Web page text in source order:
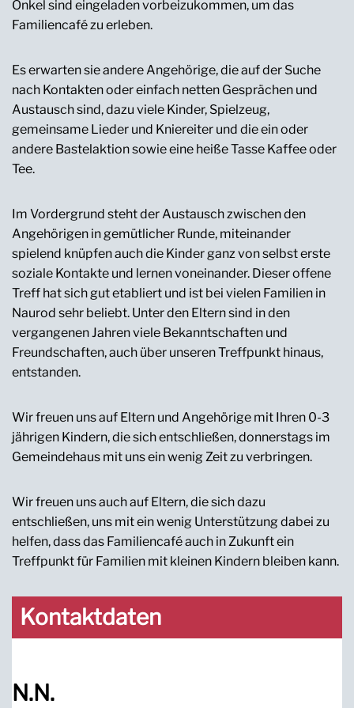
Onkel sind eingeladen vorbeizukommen, um das
Familiencafé zu erleben.
Es erwarten sie andere Angehörige, die auf der Suche
nach Kontakten oder einfach netten Gesprächen und
Austausch sind, dazu viele Kinder, Spielzeug,
gemeinsame Lieder und Kniereiter und die ein oder
andere Bastelaktion sowie eine heiße Tasse Kaffee oder
Tee.
Im Vordergrund steht der Austausch zwischen den
Angehörigen in gemütlicher Runde, miteinander
spielend knüpfen auch die Kinder ganz von selbst erste
soziale Kontakte und lernen voneinander. Dieser offene
Treff hat sich gut etabliert und ist bei vielen Familien in
Naurod sehr beliebt. Unter den Eltern sind in den
vergangenen Jahren viele Bekanntschaften und
Freundschaften, auch über unseren Treffpunkt hinaus,
entstanden.
Wir freuen uns auf Eltern und Angehörige mit Ihren 0-3
jährigen Kindern, die sich entschließen, donnerstags im
Gemeindehaus mit uns ein wenig Zeit zu verbringen.
Wir freuen uns auch auf Eltern, die sich dazu
entschließen, uns mit ein wenig Unterstützung dabei zu
helfen, dass das Familiencafé auch in Zukunft ein
Treffpunkt für Familien mit kleinen Kindern bleiben kann.
Kontaktdaten
N.N.